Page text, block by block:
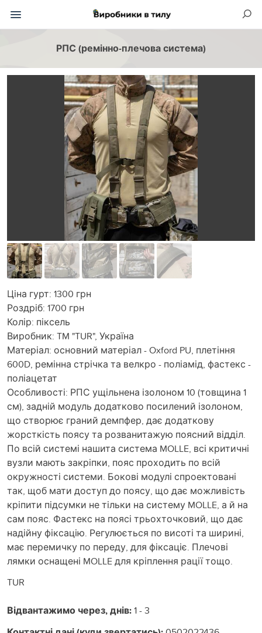
РПС (ремінно-плечова система)
Ціна гурт: 1300 грн
Роздріб: 1700 грн
Колір: піксель
Виробник: TM "TUR", Україна
Матеріал: основний матеріал - Oxford PU, плетіння
600D, ремінна стрічка та велкро - поліамід, фастекс -
поліацетат
Особливості: РПС ущільнена ізолоном 10 (товщина 1
см), задній модуль додатково посилений ізолоном,
що створює граний демпфер, дає додаткову
жорсткість поясу та розванитажую поясний відділ.
По всій системі нашита система MOLLE, всі критичні
вузли мають закріпки, пояс проходить по всій
окружності системи. Бокові модулі спроектовані
так, щоб мати доступ до поясу, що дає можливість
кріпити підсумки не тільки на систему MOLLE, а й на
сам пояс. Фастекс на поясі трьохточковий, що дає
надійну фіксацію. Регулюється по висоті та ширині,
має перемичку по переду, для фіксаціє. Плечові
лямки оснащені MOLLE для кріплення рації тощо.
TUR
Відвантажимо через, днів:1 - 3